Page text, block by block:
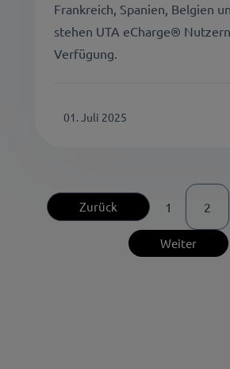
Frankreich, Spanien, Belgien
stehen UTA eCharge®
Verfügung.
01. Juli 2025
Zurück 1 2
Weiter